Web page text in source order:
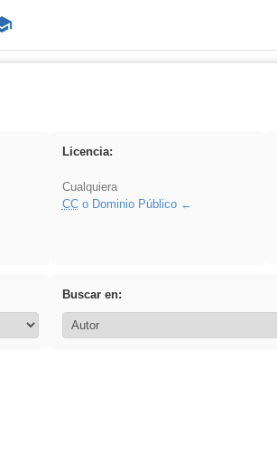
Licencia:
Cualquiera
CCo Dominio Público
Buscar en: